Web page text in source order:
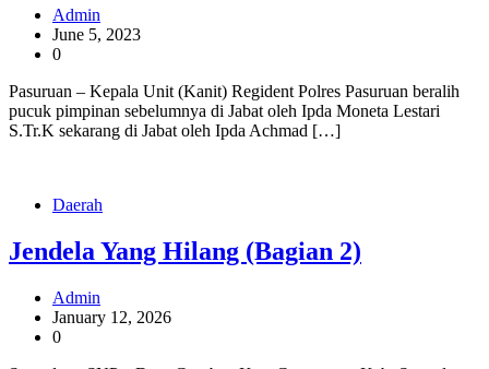
Admin
June 5, 2023
0
Pasuruan – Kepala Unit (Kanit) Regident Polres Pasuruan beralih
pucuk pimpinan sebelumnya di Jabat oleh Ipda Moneta Lestari
S.Tr.K sekarang di Jabat oleh Ipda Achmad […]
Daerah
Jendela Yang Hilang (Bagian 2)
Admin
January 12, 2026
0